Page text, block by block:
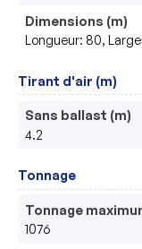
Dimensions (m)
Longueur: 80,
Tirant d'air (m)
Sans ballast (m)
4.2
Tonnage
Tonnage
1076